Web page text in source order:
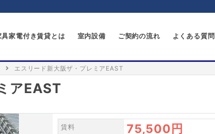
具家電付き賃貸とは 室内設備 ご契約の流れ よくある質問
エスリード新大阪ザ・プレミアEAST
アEAST
賃料 75,500円